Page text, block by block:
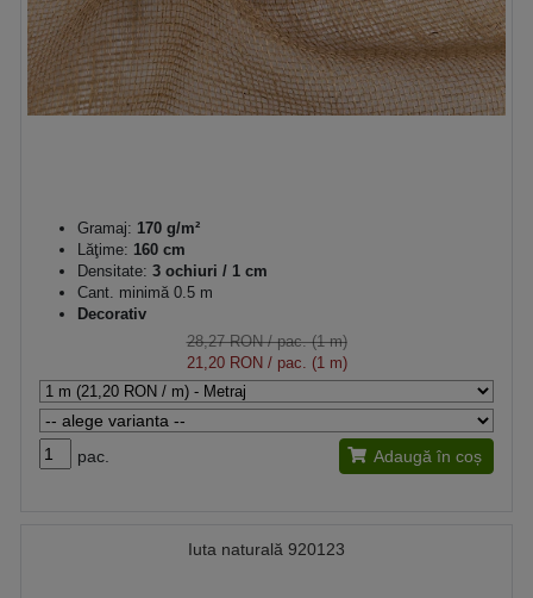
Gramaj: 170 g/m²
Lăţime: 160 cm
Densitate: 3 ochiuri / 1 cm
Cant. minimă 0.5 m
Decorativ
28,27 RON/ pac. (1 m)
21,20 RON/ pac. (1 m)
pac. Adaugă în coș
Iuta naturală 920123